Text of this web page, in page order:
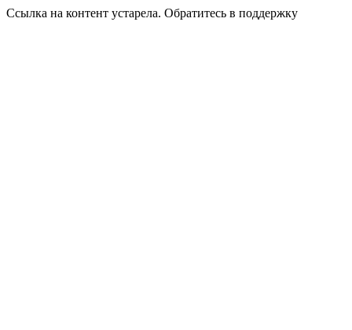
Ссылка на контент устарела. Обратитесь в поддержку